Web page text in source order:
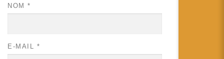
NOM *
E-MAIL *